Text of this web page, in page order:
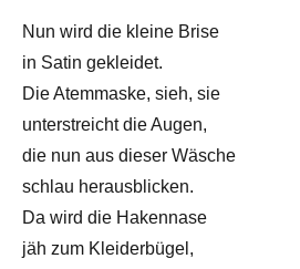
Nun wird die kleine Brise
in Satin gekleidet.
Die Atemmaske, sieh, sie
unterstreicht die Augen,
die nun aus dieser Wäsche
schlau herausblicken.
Da wird die Hakennase
jäh zum Kleiderbügel,